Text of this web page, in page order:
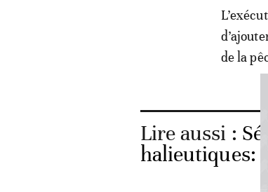
de la
Lire aussi :
halieutiques: